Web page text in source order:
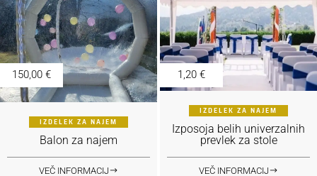
150,00 €
IZDELEK ZA NAJEM
Balon za najem
VEČ INFORMACIJ
1,20 €
IZDELEK ZA NAJEM
Izposoja belih univerzalnih
prevlek za stole
VEČ INFORMACIJ